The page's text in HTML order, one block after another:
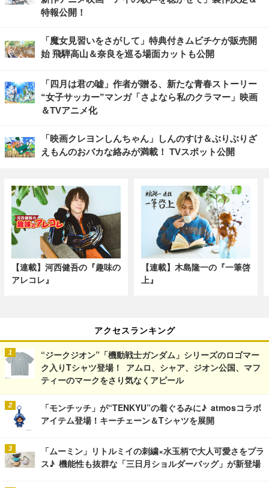
特報公開！
「魔女見習いをさがして」特典付きムビチケが販売開
始 飛騨高山＆奈良を巡る場面カットも公開
「四月は君の嘘」作者が贈る、新たな青春ストーリー
“女子サッカー”マンガ「さよなら私のクラマー」映画
＆TVアニメ化
「映画クレヨンしんちゃん」しんのすけ＆ぶりぶりざ
えもんのおバカな絡みが満載！ TVスポット公開
【連載】河西健吾の『趣味の
アレコレ』
【連載】木島隆一の『一筆啓
上』
アクセスランキング
“ジークジオン”「機動戦士ガンダム」シリーズのロゴマー
ク入りTシャツ登場！ アムロ、シャア、ジオン公国、マフ
ティーのマークをさり気なくアピール
「モンチッチ」が“TENKYU”の着ぐるみに♪ atmosコラボ
アイテム登場！キーチェーン＆Tシャツを展開
「ムーミン」リトルミイの刺繍×水玉柄で大人可愛さをプラ
ス♪ 機能性も抜群な「三日月ショルダーバッグ」が新登場